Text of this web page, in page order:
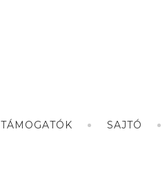
TÁMOGATÓK SAJTÓ